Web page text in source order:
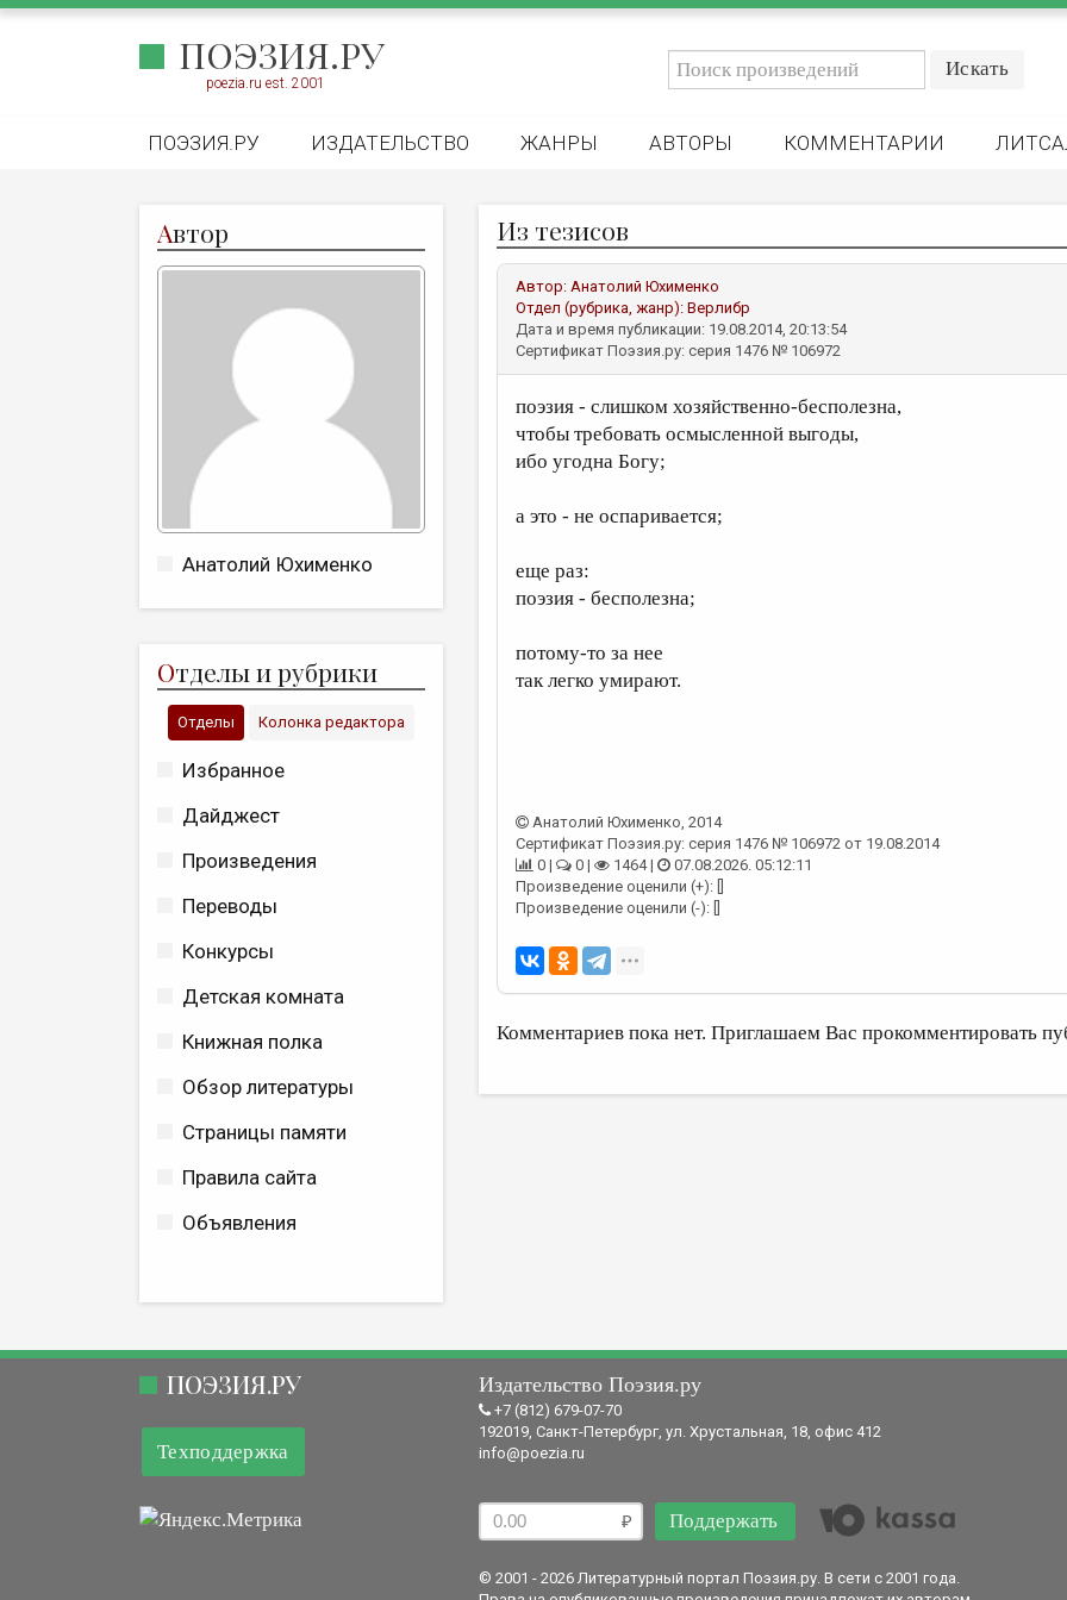
ПОЭЗИЯ.РУ
poezia.ru est. 2001
ПОЭЗИЯ.РУ ИЗДАТЕЛЬСТВО ЖАНРЫ АВТОРЫ КОММЕНТАРИИ
Автор
Анатолий Юхименко
Отделы и рубрики
Отделы Колонка редактора
Избранное
Дайджест
Произведения
Переводы
Конкурсы
Детская комната
Книжная полка
Обзор литературы
Страницы памяти
Правила сайта
Объявления
Из тезисов
Автор: Анатолий Юхименко
Отдел (рубрика, жанр): Верлибр
Дата и время публикации: 19.08.2014, 20:13:54
Сертификат Поэзия.ру: серия 1476 № 106972
поэзия - слишком хозяйственно-бесполезна,
чтобы требовать осмысленной выгоды,
ибо угодна Богу;
а это - не оспаривается;
еще раз:
поэзия - бесполезна;
потому-то за нее
так легко умирают.
Анатолий Юхименко, 2014
Сертификат Поэзия.ру: серия 1476 № 106972 от 19.08.2014
0 |
0 | 1464 |
07.08.2026. 05:12:11
Произведение оценили (+): []
Произведение оценили (-): []
Комментариев пока нет. Приглашаем Вас прокомментировать
ПОЭЗИЯ.РУ
Техподдержка
Издательство Поэзия.ру
+7 (812) 679-07-70
192019, Санкт-Петербург, ул. Хрустальная, 18, офис 412
info@poezia.ru
Поддержать
© 2001 - 2026 Литературный портал Поэзия.ру. В сети с 2001 года.